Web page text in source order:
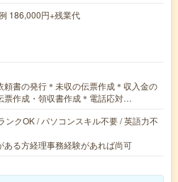
186,000円+残業代
頼書の発行＊未収の伝票作成＊収入金の
票作成・領収書作成＊電話応対…
ンクOK / パソコンスキル不要 / 英語力不
ある方経理事務経験があれば尚可